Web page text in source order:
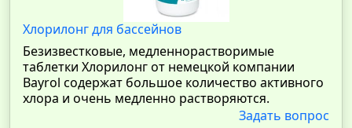
Хлорилонг для бассейнов
Безизвестковые, медленнорастворимые
таблетки Хлорилонг от немецкой компании
Bayrol содержат большое количество активного
хлора и очень медленно растворяются.
Задать вопрос